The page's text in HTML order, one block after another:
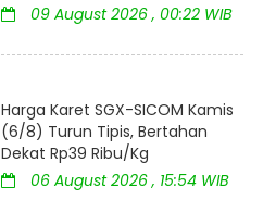
09 August 2026 , 00:22 WIB
Harga Karet SGX-SICOM Kamis
(6/8) Turun Tipis, Bertahan
Dekat Rp39 Ribu/Kg
06 August 2026 , 15:54 WIB